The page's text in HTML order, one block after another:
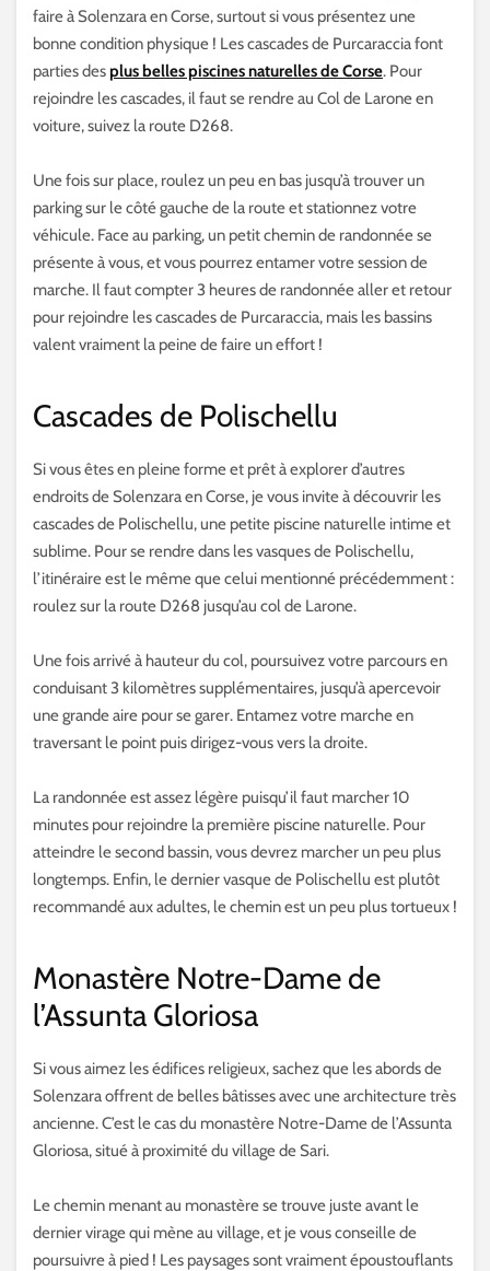
faire à Solenzara en Corse, surtout si vous présentez une
bonne condition physique ! Les cascades de Purcaraccia font
parties desplus belles piscines naturelles de Corse. Pour
rejoindre les cascades, il faut se rendre au Col de Larone en
voiture, suivez la route D268.
Une fois sur place, roulez un peu en bas jusqu’à trouver un
parking sur le côté gauche de la route et stationnez votre
véhicule. Face au parking, un petit chemin de randonnée se
présente à vous, et vous pourrez entamer votre session de
marche. Il faut compter 3 heures de randonnée aller et retour
pour rejoindre les cascades de Purcaraccia, mais les bassins
valent vraiment la peine de faire un effort !
Cascades de Polischellu
Si vous êtes en pleine forme et prêt à explorer d’autres
endroits de Solenzara en Corse, je vous invite à découvrir les
cascades de Polischellu, une petite piscine naturelle intime et
sublime. Pour se rendre dans les vasques de Polischellu,
l’itinéraire est le même que celui mentionné précédemment :
roulez sur la route D268 jusqu’au col de Larone.
Une fois arrivé à hauteur du col, poursuivez votre parcours en
conduisant 3 kilomètres supplémentaires, jusqu’à apercevoir
une grande aire pour se garer. Entamez votre marche en
traversant le point puis dirigez-vous vers la droite.
La randonnée est assez légère puisqu’il faut marcher 10
minutes pour rejoindre la première piscine naturelle. Pour
atteindre le second bassin, vous devrez marcher un peu plus
longtemps. Enfin, le dernier vasque de Polischellu est plutôt
recommandé aux adultes, le chemin est un peu plus tortueux !
Monastère Notre-Dame de
l’Assunta Gloriosa
Si vous aimez les édifices religieux, sachez que les abords de
Solenzara offrent de belles bâtisses avec une architecture très
ancienne. C’est le cas du monastère Notre-Dame de l’Assunta
Gloriosa, situé à proximité du village de Sari.
Le chemin menant au monastère se trouve juste avant le
dernier virage qui mène au village, et je vous conseille de
poursuivre à pied ! Les paysages sont vraiment époustouflants